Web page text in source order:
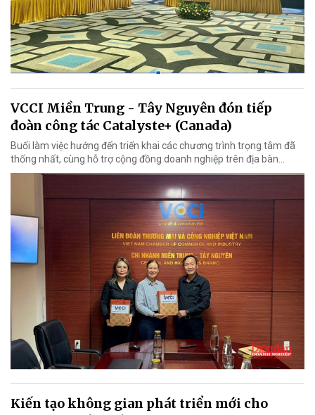
VCCI Miền Trung - Tây Nguyên đón tiếp
đoàn công tác Catalyste+ (Canada)
Buổi làm việc hướng đến triển khai các chương trình trọng tâm đã
thống nhất, cùng hỗ trợ cộng đồng doanh nghiệp trên địa bàn...
Kiến tạo không gian phát triển mới cho